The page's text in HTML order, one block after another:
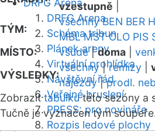
DRFG Arena
DRFG Arena
Schéma tribun
Plánek areny
Virtuální prohlídka
Návštěvní řád
Veřejné bruslení
PRESS: pro novináře
Rozpis ledové plochy
vzestupně
TÝM:
všechny BEN BER
MBL MST OLO PIS
MÍSTO:
všude|doma
VÝSLEDKY:
všechny|remízy
nájezdy|prodl.
Zobrazittabulkutéto sezóny a
Tučně je vyznačen tým